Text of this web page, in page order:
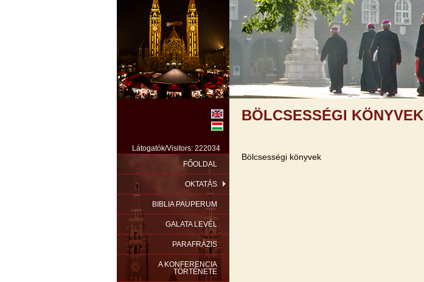
BÖLCSESSÉGI KÖNYVEK
Bölcsességi könyvek
Látogatók/Visitors: 222034
FŐOLDAL
OKTATÁS
BIBLIA PAUPERUM
GALATA LEVÉL
PARAFRÁZIS
A KONFERENCIA
TÖRTÉNETE